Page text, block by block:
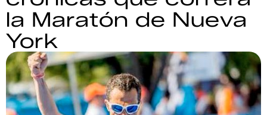
la Maratón de Nueva
York